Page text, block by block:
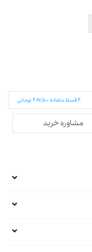
۴قسط ماهانه ۴۸۷,۵۰۰ تومانی
مشاوره خرید